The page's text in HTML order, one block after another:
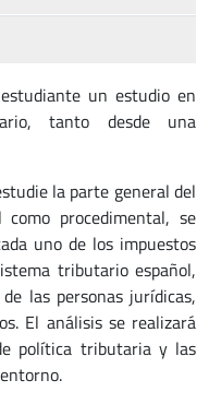
un estudio en
tanto desde una
la parte general del
procedimental, se
uno de los impuestos
tributario español,
las personas jurídicas,
El análisis se realizará
política tributaria y las